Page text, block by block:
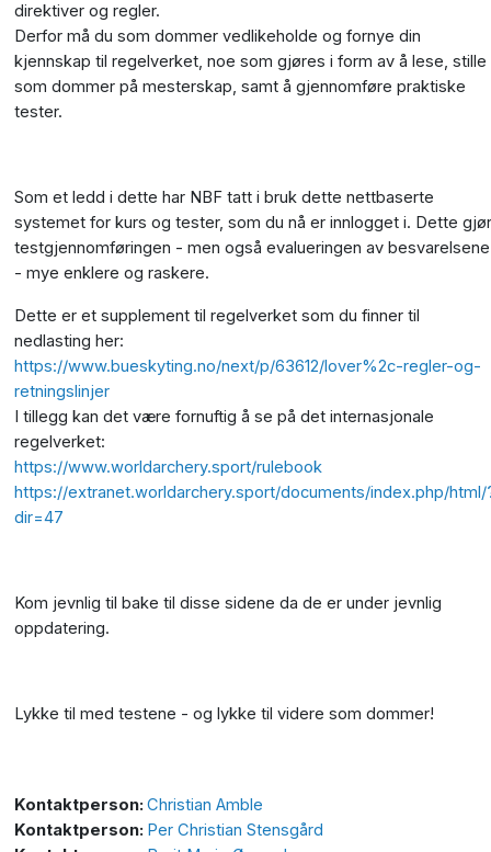
direktiver og regler.
Derfor må du som dommer vedlikeholde og fornye din
kjennskap til regelverket, noe som gjøres i form av å lese, stille
som dommer på mesterskap, samt å gjennomføre praktiske
tester.
Som et ledd i dette har NBF tatt i bruk dette nettbaserte
systemet for kurs og tester, som du nå er innlogget i. Dette gjør
testgjennomføringen - men også evalueringen av besvarelsene
- mye enklere og raskere.
Dette er et supplement til regelverket som du finner til
nedlasting her:
https://www.bueskyting.no/next/p/63612/lover%2c-regler-og-
retningslinjer
I tillegg kan det være fornuftig å se på det internasjonale
regelverket:
https://www.worldarchery.sport/rulebook
https://extranet.worldarchery.sport/documents/index.php/html/
dir=47
Kom jevnlig til bake til disse sidene da de er under jevnlig
oppdatering.
Lykke til med testene - og lykke til videre som dommer!
Kontaktperson: Christian Amble
Kontaktperson: Per Christian Stensgård